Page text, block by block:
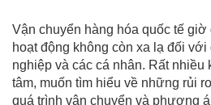
Vận chuyển hàng hóa quốc tế giờ
hoạt động không còn xa lạ đối với
nghiệp và các cá nhân. Rất nhiều
tâm, muốn tìm hiểu về những rủi
quá trình vận chuyển và phương